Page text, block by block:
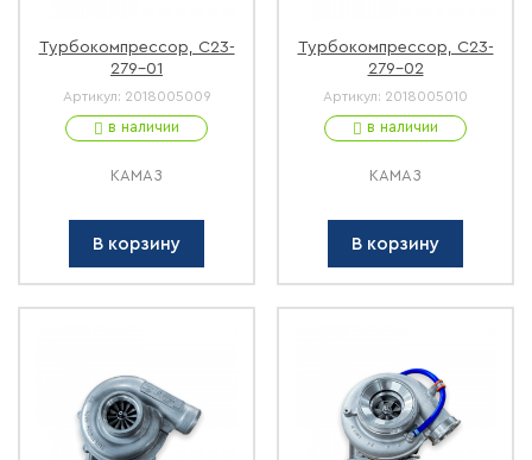
Турбокомпрессор, С23-
279-01
Артикул: 2018005009
в наличии
КАМАЗ
В корзину
Турбокомпрессор, С23-
279-02
Артикул: 2018005010
в наличии
КАМАЗ
В корзину